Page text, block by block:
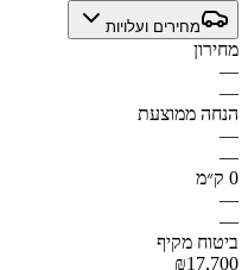
מחירים ועלויות
מחירון
—
—
הנחה ממוצעת
—
—
0 ק״מ
—
—
ביטוח מקיף
₪17,700